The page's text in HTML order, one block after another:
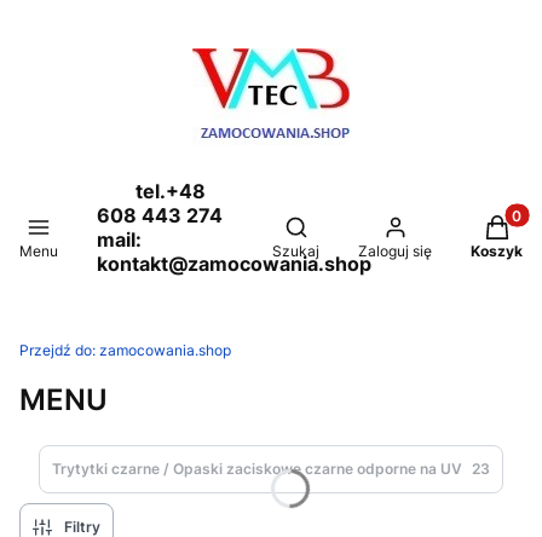
Menu
tel.+48
608 443 274
mail:
kontakt@zamocowania.shop
Otwórz wyszukiwarkę
Szukaj Zaloguj się Koszyk
Przejdź do: zamocowania.shop
MENU
Trytytki czarne / Opaski zaciskowe czarne odporne na UV 23
Filtry